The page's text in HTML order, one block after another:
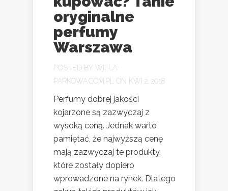
oryginalne
perfumy
Warszawa
POSTED BY WILLA-
PARKOWA.COM.PL
ON KWI 2, 2018
Perfumy dobrej jakości
kojarzone są zazwyczaj z
wysoką ceną. Jednak warto
pamiętać, że najwyższą cenę
mają zazwyczaj te produkty,
które zostały dopiero
wprowadzone na rynek. Dlatego